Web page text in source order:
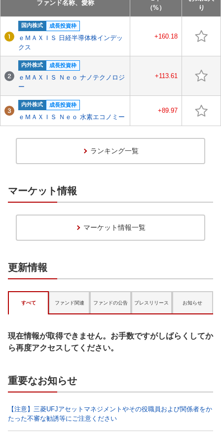
ファンド名称、愛称
（%）
り
国内株式 成長投資枠
ｅＭＡＸＩＳ 日経半導体株インデッ
クス
+160.18
内外株式 成長投資枠
ｅＭＡＸＩＳ Ｎｅｏ ナノテクノロジ
ー
+113.61
内外株式 成長投資枠
ｅＭＡＸＩＳ Ｎｅｏ 水素エコノミー
+89.97
ランキング一覧
マーケット情報
マーケット情報一覧
更新情報
すべて ファンド関連 ファンドの公告 プレスリリース お知らせ
現在情報が取得できません。お手数ですがしばらくしてか
ら再度アクセスしてください。
重要なお知らせ
【注意】三菱UFJアセットマネジメントやその役職員および関係者をか
たった不審な勧誘等にご注意ください